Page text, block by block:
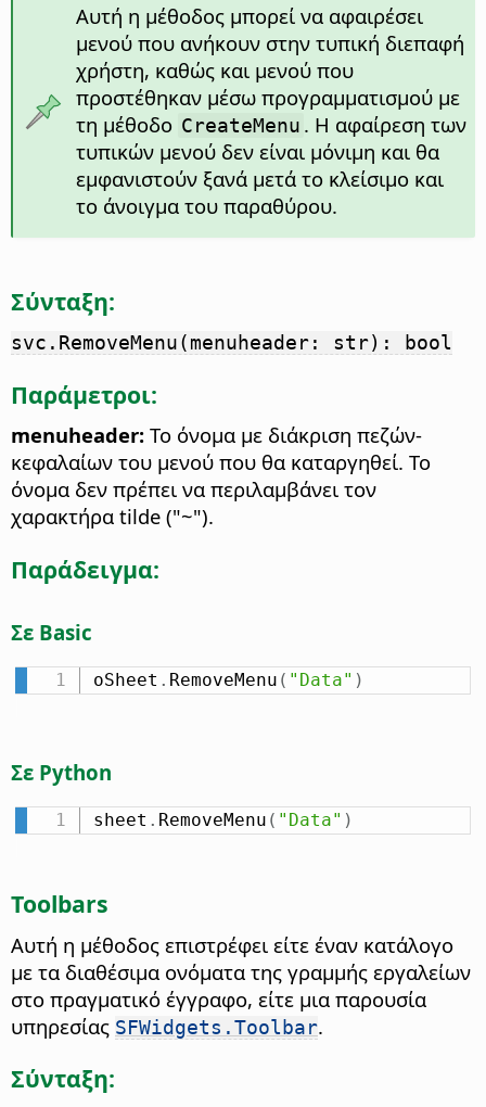
Αυτή η μέθοδος μπορεί να αφαιρέσει
μενού που ανήκουν στην τυπική διεπαφή
χρήστη, καθώς και μενού που
προστέθηκαν μέσω προγραμματισμού με
τη μέθοδο CreateMenu . Η αφαίρεση των
τυπικών μενού δεν είναι μόνιμη και θα
εμφανιστούν ξανά μετά το κλείσιμο και
το άνοιγμα του παραθύρου.
Σύνταξη:
svc.RemoveMenu(menuheader: str): bool
Παράμετροι:
menuheader: Το όνομα με διάκριση πεζών-
κεφαλαίων του μενού που θα καταργηθεί. Το
όνομα δεν πρέπει να περιλαμβάνει τον
χαρακτήρα tilde ("~").
Παράδειγμα:
Σε Basic
oSheet . RemoveMenu ( "Data" )
Σε Python
sheet . RemoveMenu ( "Data" )
Toolbars
Αυτή η μέθοδος επιστρέφει είτε έναν κατάλογο
με τα διαθέσιμα ονόματα της γραμμής εργαλείων
στο πραγματικό έγγραφο, είτε μια παρουσία
υπηρεσίας SFWidgets.Toolbar.
Σύνταξη: